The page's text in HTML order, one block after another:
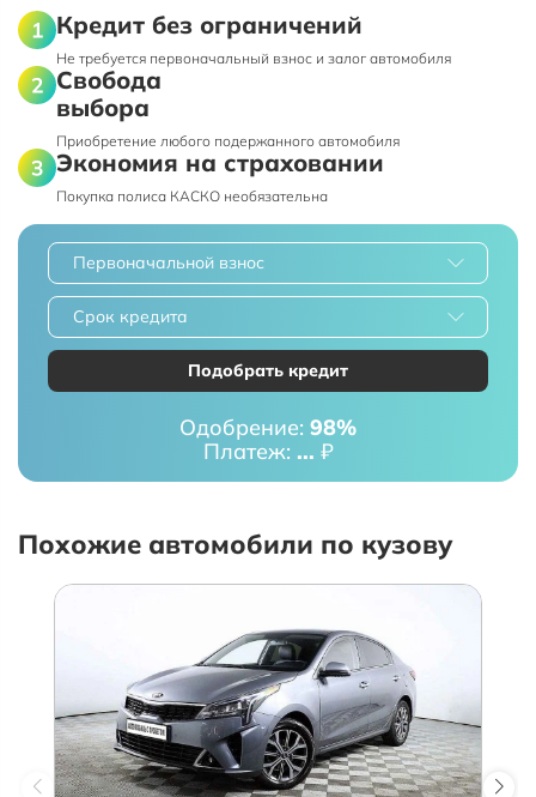
Кредит без ограничений
Не требуется первоначальный взнос и залог автомобиля
Свобода
выбора
Приобретение любого подержанного автомобиля
Экономия на страховании
Покупка полиса КАСКО необязательна
Первоначальной взнос
Срок кредита
Подобрать кредит
Одобрение: 98%
Платеж: ... ₽
Похожие автомобили по кузову